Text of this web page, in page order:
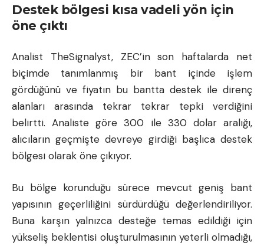
Destek bölgesi kısa vadeli yön için
öne çıktı
Analist TheSignalyst, ZEC’in son haftalarda net
biçimde tanımlanmış bir bant içinde işlem
gördüğünü ve fiyatın bu bantta destek ile direnç
alanları arasında tekrar tekrar tepki verdiğini
belirtti. Analiste göre 300 ile 330 dolar aralığı,
alıcıların geçmişte devreye girdiği başlıca destek
bölgesi olarak öne çıkıyor.
Bu bölge korunduğu sürece mevcut geniş bant
yapısının geçerliliğini sürdürdüğü değerlendiriliyor.
Buna karşın yalnızca desteğe temas edildiği için
yükseliş beklentisi oluşturulmasının yeterli olmadığı,